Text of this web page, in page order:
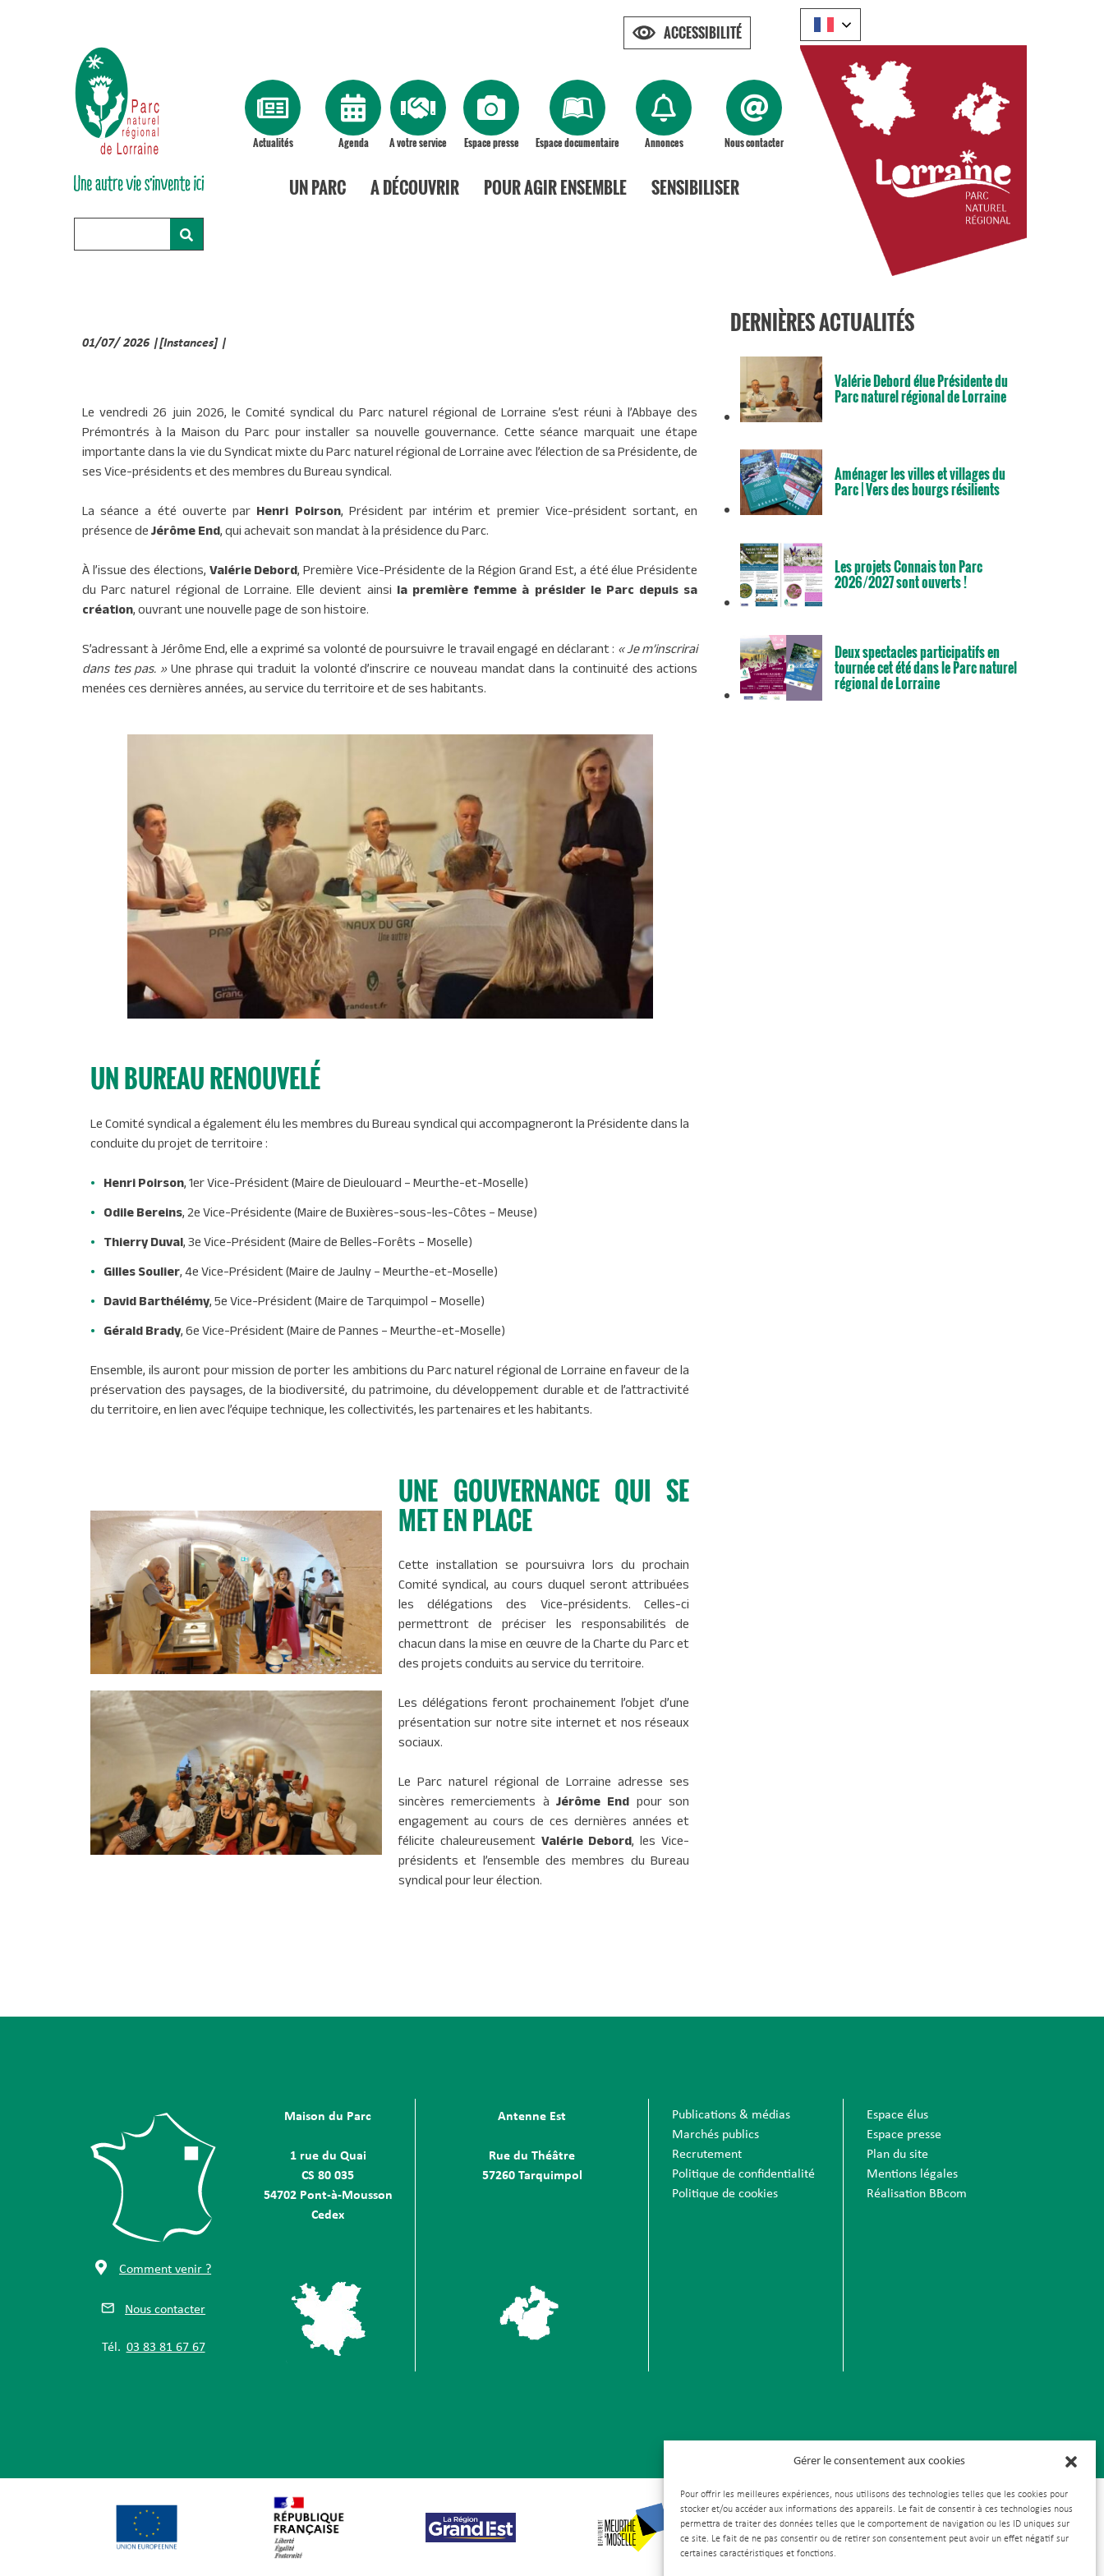
Gérer le consentement aux cookies
Pour offrir les meilleures expériences, nous utilisons des technologies telles que les cookies pour
stocker et/ou accéder aux informations des appareils. Le fait de consentir à ces technologies nous
permettra de traiter des données telles que le comportement de navigation ou les ID uniques sur
ce site. Le fait de ne pas consentir ou de retirer son consentement peut avoir un effet négatif sur
certaines caractéristiques et fonctions.
Actualités Agenda A votre service Espace presse Espace documentaire Annonces Nous contacter
UN PARC A DÉCOUVRIR POUR AGIR ENSEMBLE SENSIBILISER
01/07/ 2026 |[Instances] |
Le vendredi 26 juin 2026, le Comité syndical du Parc naturel régional de Lorraine s’est réuni à l’Abbaye des
Prémontrés à la Maison du Parc pour installer sa nouvelle gouvernance. Cette séance marquait une étape
importante dans la vie du Syndicat mixte du Parc naturel régional de Lorraine avec l’élection de sa Présidente, de
ses Vice-présidents et des membres du Bureau syndical.
La séance a été ouverte par Henri Poirson, Président par intérim et premier Vice-président sortant, en
présence deJérôme End, qui achevait son mandat à la présidence du Parc.
À l’issue des élections,Valérie Debord, Première Vice-Présidente de la Région Grand Est, a été élue Présidente
du Parc naturel régional de Lorraine. Elle devient ainsi la première femme à présider le Parc depuis sa
création, ouvrant une nouvelle page de son histoire.
S’adressant à Jérôme End, elle a exprimé sa volonté de poursuivre le travail engagé en déclarant : « Je m’inscrirai
dans tes pas. »Une phrase qui traduit la volonté d’inscrire ce nouveau mandat dans la continuité des actions
menées ces dernières années, au service du territoire et de ses habitants.
UN BUREAU RENOUVELÉ
Le Comité syndical a également élu les membres du Bureau syndical qui accompagneront la Présidente dans la
conduite du projet de territoire :
Henri Poirson, 1er Vice-Président (Maire de Dieulouard – Meurthe-et-Moselle)
Odile Bereins, 2e Vice-Présidente (Maire de Buxières-sous-les-Côtes – Meuse)
Thierry Duval, 3e Vice-Président (Maire de Belles-Forêts – Moselle)
Gilles Soulier, 4e Vice-Président (Maire de Jaulny – Meurthe-et-Moselle)
David Barthélémy, 5e Vice-Président (Maire de Tarquimpol – Moselle)
Gérald Brady, 6e Vice-Président (Maire de Pannes – Meurthe-et-Moselle)
Ensemble, ils auront pour mission de porter les ambitions du Parc naturel régional de Lorraine en faveur de la
préservation des paysages, de la biodiversité, du patrimoine, du développement durable et de l’attractivité
du territoire, en lien avec l’équipe technique, les collectivités, les partenaires et les habitants.
UNE GOUVERNANCE QUI SE
MET EN PLACE
Cette installation se poursuivra lors du prochain
Comité syndical, au cours duquel seront attribuées
les délégations des Vice-présidents. Celles-ci
permettront de préciser les responsabilités de
chacun dans la mise en œuvre de la Charte du Parc et
des projets conduits au service du territoire.
Les délégations feront prochainement l’objet d’une
présentation sur notre site internet et nos réseaux
sociaux.
Le Parc naturel régional de Lorraine adresse ses
sincères remerciements à Jérôme End pour son
engagement au cours de ces dernières années et
félicite chaleureusement Valérie Debord, les Vice-
présidents et l’ensemble des membres du Bureau
syndical pour leur élection.
DERNIÈRES ACTUALITÉS
Valérie Debord élue Présidente du
Parc naturel régional de Lorraine
Aménager les villes et villages du
Parc | Vers des bourgs résilients
Les projets Connais ton Parc
2026/2027 sont ouverts !
Deux spectacles participatifs en
tournée cet été dans le Parc naturel
régional de Lorraine
Comment venir ?
Nous contacter
Tél. 03 83 81 67 67
Maison du Parc
1 rue du Quai
CS 80 035
54702 Pont-à-Mousson
Cedex
Antenne Est
Rue du Théâtre
57260 Tarquimpol
Publications & médias
Marchés publics
Recrutement
Politique de confidentialité
Politique de cookies
Espace élus
Espace presse
Plan du site
Mentions légales
Réalisation BBcom
ACCESSIBILITÉ